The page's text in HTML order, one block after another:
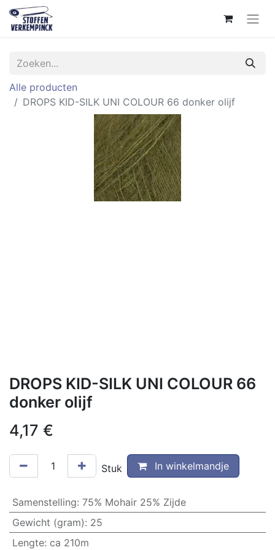
Alle producten
DROPS KID-SILK UNI COLOUR 66 donker olijf
DROPS KID-SILK UNI COLOUR 66
donker olijf
4,17 €
Stuk In winkelmandje
Samenstelling: 75% Mohair 25% Zijde
Gewicht (gram): 25
Lengte: ca 210m